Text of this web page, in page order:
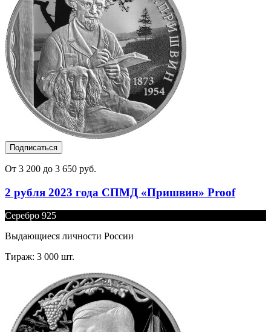
Подписаться
От 3 200 до 3 650 руб.
2 рубля 2023 года СПМД «Пришвин» Proof
Серебро 925
Выдающиеся личности России
Тираж: 3 000 шт.